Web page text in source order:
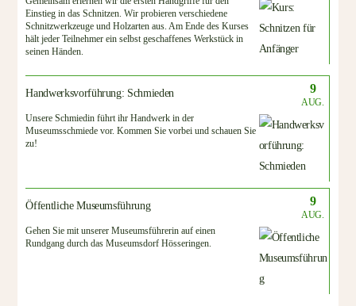
Einstieg in das Schnitzen. Wir probieren verschiedene
Schnitzwerkzeuge und Holzarten aus. Am Ende des Kurses
hält jeder Teilnehmer ein selbst geschaffenes Werkstück in
seinen Händen.
Handwerksvorführung: Schmieden 9
AUG.
Unsere Schmiedin führt ihr Handwerk in der
Museumsschmiede vor. Kommen Sie vorbei und schauen Sie
zu!
Öffentliche Museumsführung 9
AUG.
Gehen Sie mit unserer Museumsführerin auf einen
Rundgang durch das Museumsdorf Hösseringen.